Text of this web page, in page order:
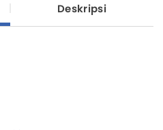
Deskripsi